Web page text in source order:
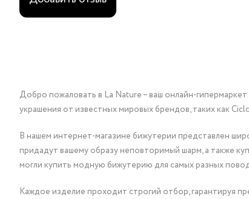
Добро пожаловать в La Nature – ваш онлайн-
украшения от известных мировых брендов, таких как
В нашем интернет-магазине бижутерии представлен
придадут вашему образу неповторимый шарм, а также
могли купить модную бижутерию для самых разных
Каждое изделие проходит строгий отбор, гарантируя